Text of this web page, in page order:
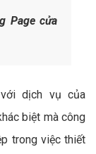
Page cửa
dịch vụ của
biệt mà công
trong việc thiết